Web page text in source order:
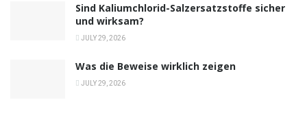
Sind Kaliumchlorid-Salzersatzstoffe sicher
und wirksam?
JULY 29, 2026
Was die Beweise wirklich zeigen
JULY 29, 2026